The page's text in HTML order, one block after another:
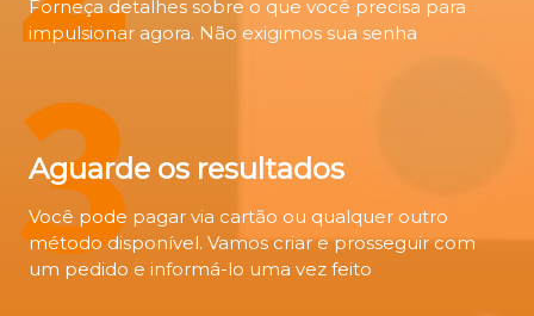
Forneça detalhes sobre o que você precisa para
impulsionar agora. Não exigimos sua senha
Aguarde os resultados
Você pode pagar via cartão ou qualquer outro
método disponível. Vamos criar e prosseguir com
um pedido e informá-lo uma vez feito
3